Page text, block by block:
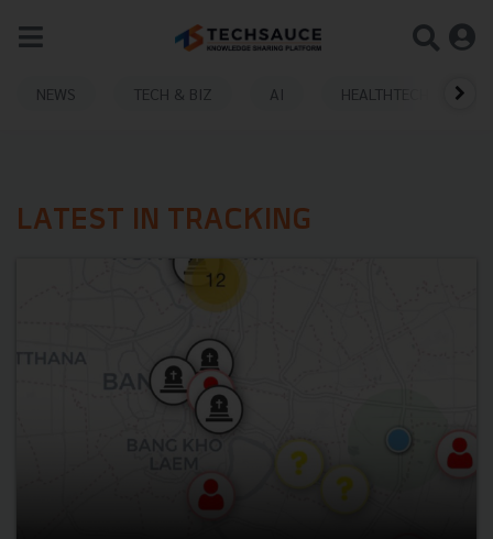
NEWS TECH & BIZ AI HEALTHTECH
LATEST IN TRACKING